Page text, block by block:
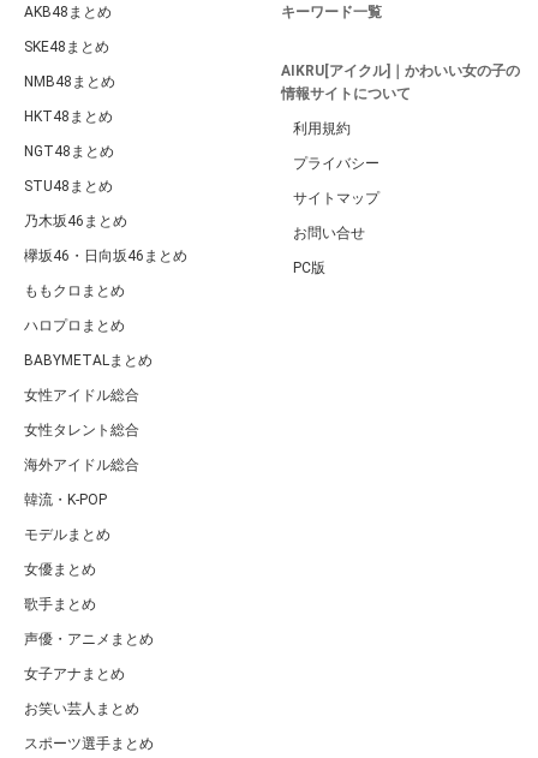
AKB48まとめ
SKE48まとめ
NMB48まとめ
HKT48まとめ
NGT48まとめ
STU48まとめ
乃木坂46まとめ
欅坂46・日向坂46まとめ
ももクロまとめ
ハロプロまとめ
BABYMETALまとめ
女性アイドル総合
女性タレント総合
海外アイドル総合
韓流・K-POP
モデルまとめ
女優まとめ
歌手まとめ
声優・アニメまとめ
女子アナまとめ
お笑い芸人まとめ
スポーツ選手まとめ
キーワード一覧
AIKRU[アイクル]｜かわいい女の子の
情報サイトについて
利用規約
プライバシー
サイトマップ
お問い合せ
PC版